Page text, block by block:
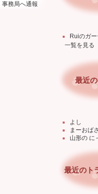
事務局へ通報
Ruiのガ
一覧を見る
最近
よし
まーおば
山形の に
最近のト